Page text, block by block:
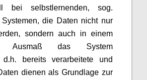
bei selbstlernenden, sog.
Systemen, die Daten nicht nur
sondern auch in einem
Ausmaß das System
d.h. bereits verarbeitete und
dienen als Grundlage zur